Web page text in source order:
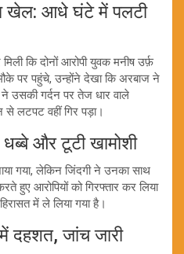
खेल: आधे घंटे में पलटी
कि दोनों आरोपी युवक मनीष उर्फ़
पर पहुंचे, उन्होंने देखा कि अरबाज ने
उसकी गर्दन पर तेज धार वाले
से लटपट वहीं गिर पड़ा।
और टूटी खामोशी
गया, लेकिन जिंदगी ने उनका साथ
हुए आरोपियों को गिरफ्तार कर लिया
में ले लिया गया है।
दहशत, जांच जारी